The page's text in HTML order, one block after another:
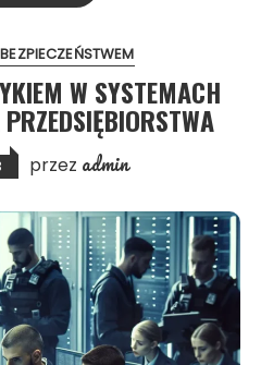
W SYSTEMACH
przez admin